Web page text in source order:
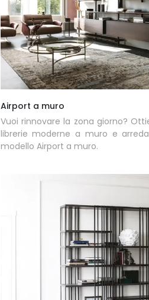
Airport a muro
Vuoi rinnovare la zona giorno?
librerie moderne a muro e
modello Airport a muro.